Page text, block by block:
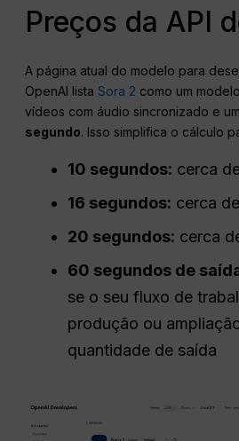
Preços da API
A página atual do modelo para
OpenAI listaSora 2 como um
vídeos com áudio sincronizado e
segundo. Isso simplifica o cálculo
10 segundos: cerca
16 segundos: cerca
20 segundos: cerca
60 segundos de
se o seu fluxo de
produção ou
quantidade de saída